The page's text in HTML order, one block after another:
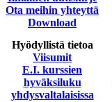
Ota meihin yhteyttä
Download
Hyödyllistä tietoa
Viisumit
E.I. kurssien
hyväksiluku
yhdysvaltalaisissa